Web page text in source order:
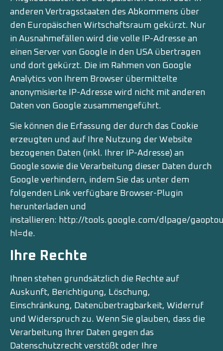
anderen Vertragsstaaten des Abkommens über
den Europäischen Wirtschaftsraum gekürzt. Nur
in Ausnahmefällen wird die volle IP-Adresse an
einen Server von Google in den USA übertragen
und dort gekürzt. Die im Rahmen von Google
Analytics von Ihrem Browser übermittelte
anonymisierte IP-Adresse wird nicht mit anderen
Daten von Google zusammengeführt.
Sie können die Erfassung der durch das Cookie
erzeugten und auf Ihre Nutzung der Website
bezogenen Daten (inkl. Ihrer IP-Adresse) an
Google sowie die Verarbeitung dieser Daten durch
Google verhindern, indem Sie das unter dem
folgenden Link verfügbare Browser-Plugin
herunterladen und
installieren: http://tools.google.com/dlpage/
hl=de.
Ihre Rechte
Ihnen stehen grundsätzlich die Rechte auf
Auskunft, Berichtigung, Löschung,
Einschränkung, Datenübertragbarkeit, Widerruf
und Widerspruch zu. Wenn Sie glauben, dass die
Verarbeitung Ihrer Daten gegen das
Datenschutzrecht verstößt oder Ihre